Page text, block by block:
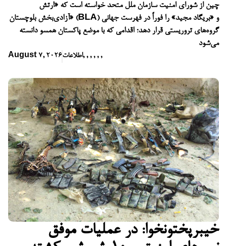
چین از شورای امنیت سازمان ملل متحد خواسته است که «ارتش
آزادی‌بخش بلوچستان» (BLA) و «بریگاد مجید» را فوراً در فهرست جهانی
گروه‌های تروریستی قرار دهد؛ اقدامی که با موضع پاکستان همسو دانسته
می‌شود
August 7, 2026اطلاعات, , , , , ,
خیبرپختونخوا: در عملیات موفق